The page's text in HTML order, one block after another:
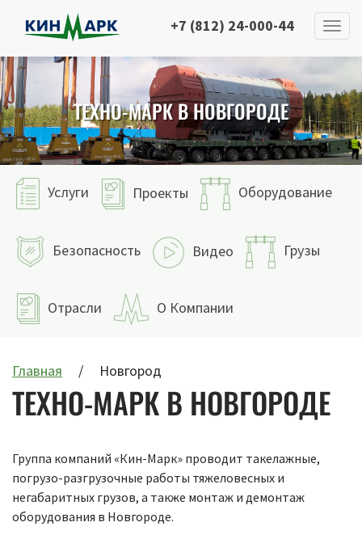
+7 (812) 24-000-44
ТЕХНО-МАРК В НОВГОРОДЕ
Услуги Проекты Оборудование
Безопасность Видео Грузы
Отрасли О Компании
Главная Новгород
ТЕХНО-МАРК В НОВГОРОДЕ
Группа компаний «Кин-Марк» проводит такелажные,
погрузо-разгрузочные работы тяжеловесных и
негабаритных грузов, а также монтаж и демонтаж
оборудования в Новгороде.